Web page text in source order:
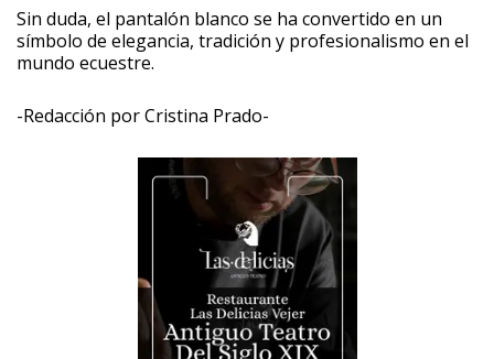
Sin duda, el pantalón blanco se ha convertido en un
símbolo de elegancia, tradición y profesionalismo en el
mundo ecuestre.
-Redacción por Cristina Prado-